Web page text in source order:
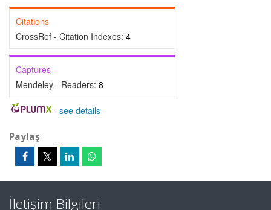
Citations
CrossRef - Citation Indexes: 4
Captures
Mendeley - Readers: 8
- see details
Paylaş
İletişim Bilgileri